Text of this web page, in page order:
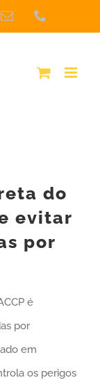
Email
publicado)
do
evitar
por
é
por
em
os perigos